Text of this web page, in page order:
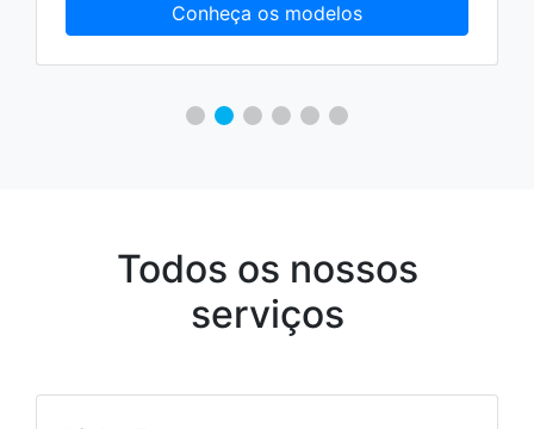
Conheça os modelos
Todos os nossos
serviços